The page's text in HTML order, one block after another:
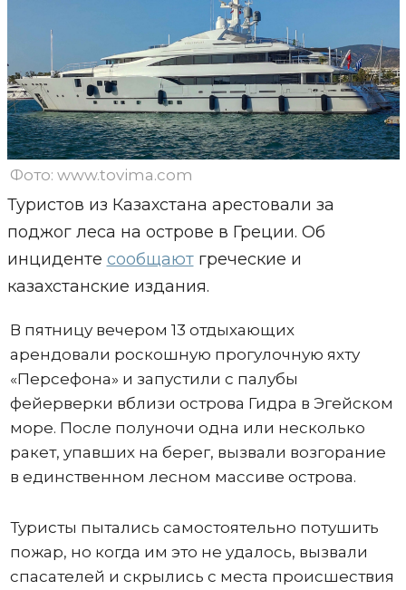
Фото: www.tovima.com
Туристов из Казахстана арестовали за
поджог леса на острове в Греции. Об
инциденте сообщаютгреческие и
казахстанские издания.
В пятницу вечером 13 отдыхающих
арендовали роскошную прогулочную яхту
«Персефона» и запустили с палубы
фейерверки вблизи острова Гидра в Эгейском
море. После полуночи одна или несколько
ракет, упавших на берег, вызвали возгорание
в единственном лесном массиве острова.
Туристы пытались самостоятельно потушить
пожар, но когда им это не удалось, вызвали
спасателей и скрылись с места происшествия